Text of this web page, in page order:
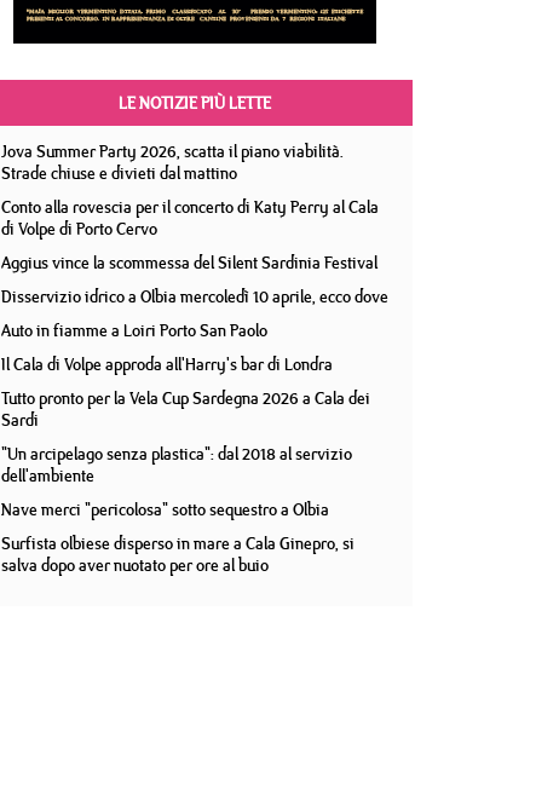
LE NOTIZIE PIÙ LETTE
Jova Summer Party 2026, scatta il piano viabilità.
Strade chiuse e divieti dal mattino
Conto alla rovescia per il concerto di Katy Perry al Cala
di Volpe di Porto Cervo
Aggius vince la scommessa del Silent Sardinia Festival
Disservizio idrico a Olbia mercoledì 10 aprile, ecco dove
Auto in fiamme a Loiri Porto San Paolo
Il Cala di Volpe approda all'Harry's bar di Londra
Tutto pronto per la Vela Cup Sardegna 2026 a Cala dei
Sardi
"Un arcipelago senza plastica": dal 2018 al servizio
dell'ambiente
Nave merci "pericolosa" sotto sequestro a Olbia
Surfista olbiese disperso in mare a Cala Ginepro, si
salva dopo aver nuotato per ore al buio